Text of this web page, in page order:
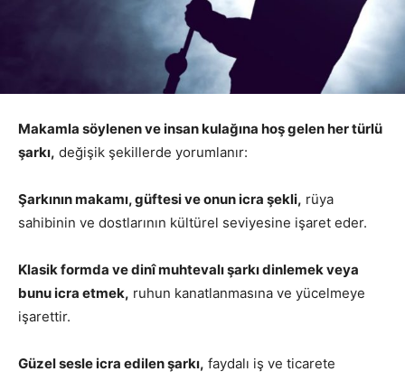
Makamla söylenen ve insan kulağına hoş gelen her türlü
şarkı, değişik şekillerde yorumlanır:
Şarkının makamı, güftesi ve onun icra şekli, rüya
sahibinin ve dostlarının kültürel seviyesine işaret eder.
Klasik formda ve dinî muhtevalı şarkı dinlemek veya
bunu icra etmek, ruhun kanatlanmasına ve yücelmeye
işarettir.
Güzel sesle icra edilen şarkı, faydalı iş ve ticarete